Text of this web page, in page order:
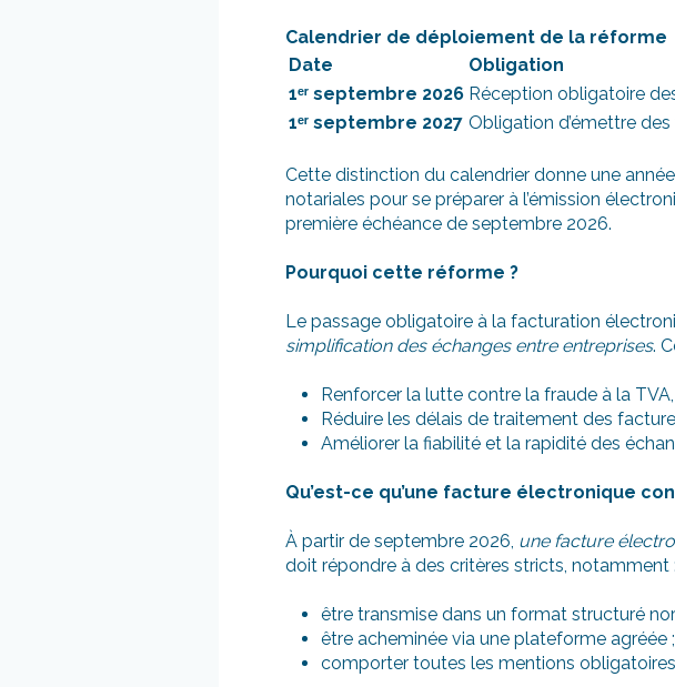
Calendrier de déploiement de la réforme
Date
Obligation
1ᵉʳ septembre 2026 Réception obligatoire
1ᵉʳ septembre 2027 Obligation d’émettre
Cette distinction du calendrier donne une
notariales pour se préparer à l’émission
première échéance de septembre 2026.
Pourquoi cette réforme ?
Le passage obligatoire à la facturation
simplification des échanges entre entreprises.
Renforcer la lutte contre la fraude à la
Réduire les délais de traitement des
Améliorer la fiabilité et la rapidité des
Qu’est-ce qu’une facture électronique
À partir de septembre 2026, une facture
doit répondre à des critères stricts, notamment :
être transmise dans un format structuré
être acheminée via une plateforme agréée ;
comporter toutes les mentions